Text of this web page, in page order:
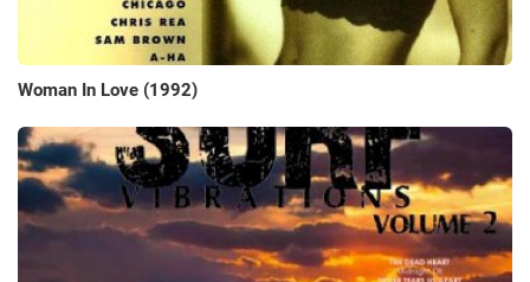
Woman In Love (1992)